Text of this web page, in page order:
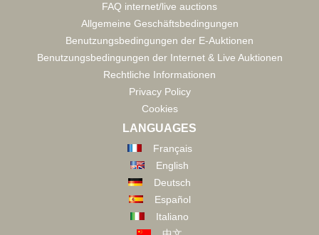
FAQ internet/live auctions
Allgemeine Geschäftsbedingungen
Benutzungsbedingungen der E-Auktionen
Benutzungsbedingungen der Internet & Live Auktionen
Rechtliche Informationen
Privacy Policy
Cookies
LANGUAGES
Français
English
Deutsch
Español
Italiano